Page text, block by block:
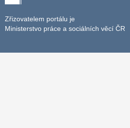
Zřizovatelem portálu je
Ministerstvo práce a sociálních věcí ČR